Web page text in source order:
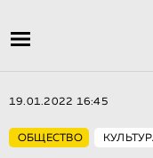
19.01.2022 16:45
ОБЩЕСТВО